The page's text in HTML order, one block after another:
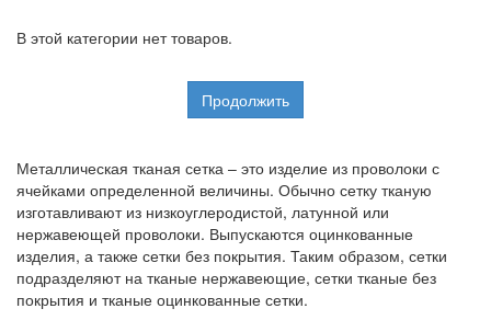
В этой категории нет товаров.
Продолжить
Металлическая тканая сетка – это изделие из проволоки с
ячейками определенной величины. Обычно сетку тканую
изготавливают из низкоуглеродистой, латунной или
нержавеющей проволоки. Выпускаются оцинкованные
изделия, а также сетки без покрытия. Таким образом, сетки
подразделяют на тканые нержавеющие, сетки тканые без
покрытия и тканые оцинкованные сетки.